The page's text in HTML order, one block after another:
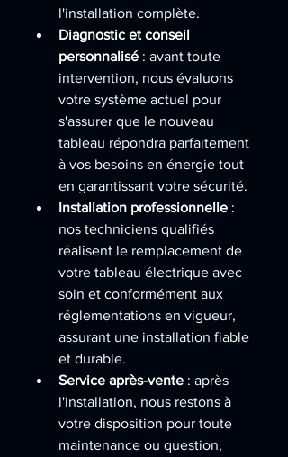
l'installation complète.
Diagnostic et conseil
personnalisé : avant toute
intervention, nous évaluons
votre système actuel pour
s'assurer que le nouveau
tableau répondra parfaitement
à vos besoins en énergie tout
en garantissant votre sécurité.
Installation professionnelle :
nos techniciens qualifiés
réalisent le remplacement de
votre tableau électrique avec
soin et conformément aux
réglementations en vigueur,
assurant une installation fiable
et durable.
Service après-vente : après
l'installation, nous restons à
votre disposition pour toute
maintenance ou question,